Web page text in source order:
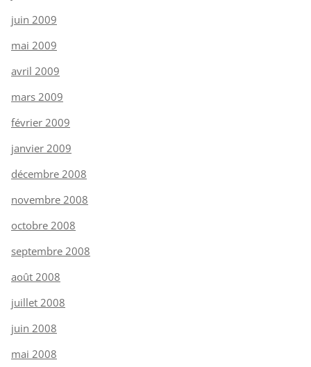
juin 2009
mai 2009
avril 2009
mars 2009
février 2009
janvier 2009
décembre 2008
novembre 2008
octobre 2008
septembre 2008
août 2008
juillet 2008
juin 2008
mai 2008